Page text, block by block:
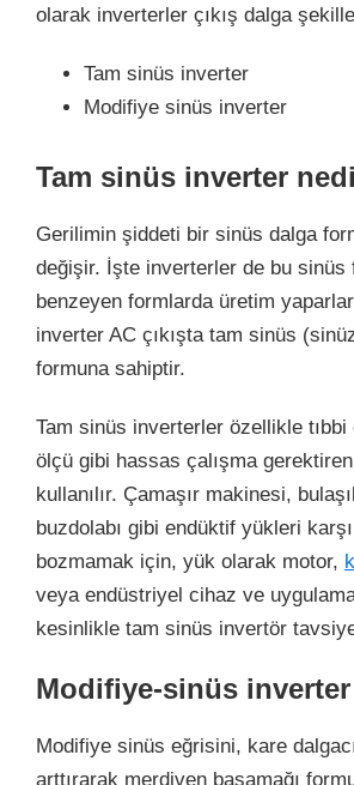
olarak inverterler çıkış dalga
Tam sinüs inverter
Modifiye sinüs inverter
Tam sinüs inverter
Gerilimin şiddeti bir sinüs dalga
değişir. İşte inverterler de bu sinüs
benzeyen formlarda üretim
inverter AC çıkışta tam sinüs
formuna sahiptir.
Tam sinüs inverterler özellikle
ölçü gibi hassas çalışma
kullanılır. Çamaşır makinesi,
buzdolabı gibi endüktif yükleri
bozmamak için, yük olarak motor,
veya endüstriyel cihaz ve
kesinlikle tam sinüs invertör
Modifiye-sinüs
Modifiye sinüs eğrisini, kare
arttırarak merdiven basamağı